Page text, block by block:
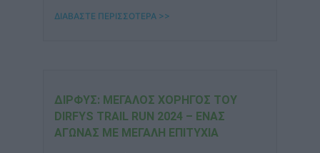
ΔΙΑΒΑΣΤΕ ΠΕΡΙΣΣΟΤΕΡΑ >>
ΔΊΡΦΥΣ: ΜΕΓΆΛΟΣ ΧΟΡΗΓΌΣ ΤΟΥ
DIRFYS TRAIL RUN 2024 – ΈΝΑΣ
ΑΓΏΝΑΣ ΜΕ ΜΕΓΆΛΗ ΕΠΙΤΥΧΊΑ